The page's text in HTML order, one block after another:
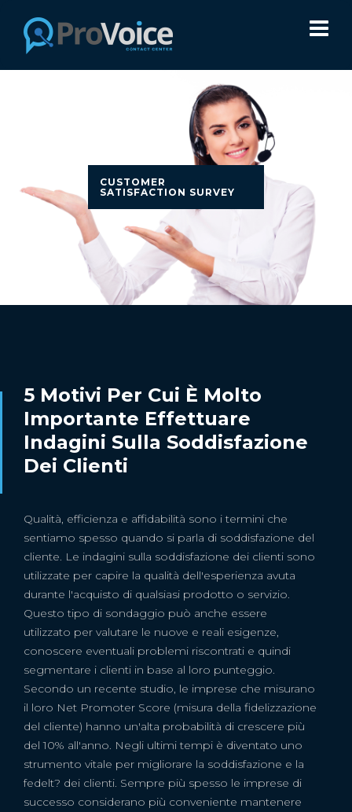
CUSTOMER
SATISFACTION SURVEY
5 Motivi Per Cui È Molto
Importante Effettuare
Indagini Sulla Soddisfazione
Dei Clienti
Qualità, efficienza e affidabilità sono i termini che
sentiamo spesso quando si parla di soddisfazione del
cliente. Le indagini sulla soddisfazione dei clienti sono
utilizzate per capire la qualità dell'esperienza avuta
durante l'acquisto di qualsiasi prodotto o servizio.
Questo tipo di sondaggio può anche essere
utilizzato per valutare le nuove e reali esigenze,
conoscere eventuali problemi riscontrati e quindi
segmentare i clienti in base al loro punteggio.
Secondo un recente studio, le imprese che misurano
il loro Net Promoter Score (misura della fidelizzazione
del cliente) hanno un'alta probabilità di crescere più
del 10% all'anno. Negli ultimi tempi è diventato uno
strumento vitale per migliorare la soddisfazione e la
fedelt? dei clienti. Sempre più spesso le imprese di
successo considerano più conveniente mantenere